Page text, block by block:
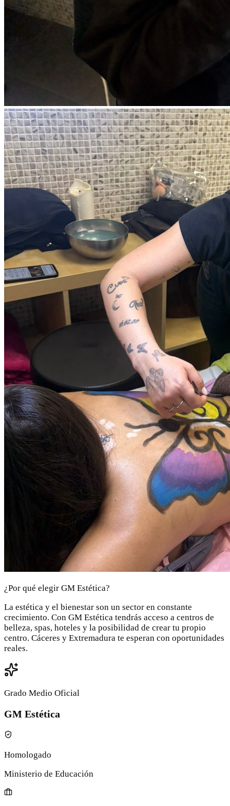
¿Por qué elegir GM Estética?
La estética y el bienestar son un sector en constante
crecimiento. Con GM Estética tendrás acceso a centros de
belleza, spas, hoteles y la posibilidad de crear tu propio
centro. Cáceres y Extremadura te esperan con oportunidades
reales.
Grado Medio Oficial
GM Estética
Homologado
Ministerio de Educación